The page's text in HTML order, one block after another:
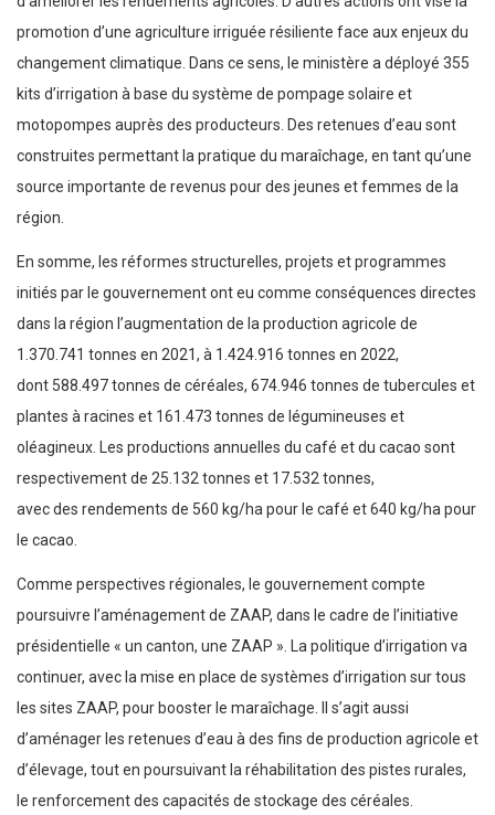
promotion d’une agriculture irriguée résiliente face aux enjeux du
changement climatique. Dans ce sens, le ministère a déployé 355
kits d’irrigation à base du système de pompage solaire et
motopompes auprès des producteurs. Des retenues d’eau sont
construites permettant la pratique du maraîchage, en tant qu’une
source importante de revenus pour des jeunes et femmes de la
région.
En somme, les réformes structurelles, projets et programmes
initiés par le gouvernement ont eu comme conséquences directes
dans la région l’augmentation de la production agricole de
1.370.741 tonnes en 2021, à 1.424.916 tonnes en 2022,
dont 588.497 tonnes de céréales, 674.946 tonnes de tubercules et
plantes à racines et 161.473 tonnes de légumineuses et
oléagineux. Les productions annuelles du café et du cacao sont
respectivement de 25.132 tonnes et 17.532 tonnes,
avec des rendements de 560 kg/ha pour le café et 640 kg/ha pour
le cacao.
Comme perspectives régionales, le gouvernement compte
poursuivre l’aménagement de ZAAP, dans le cadre de l’initiative
présidentielle « un canton, une ZAAP ». La politique d’irrigation va
continuer, avec la mise en place de systèmes d’irrigation sur tous
les sites ZAAP, pour booster le maraîchage. Il s’agit aussi
d’aménager les retenues d’eau à des fins de production agricole et
d’élevage, tout en poursuivant la réhabilitation des pistes rurales,
le renforcement des capacités de stockage des céréales.